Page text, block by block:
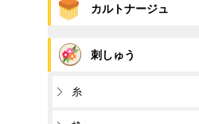
カルトナージュ
刺しゅう
糸